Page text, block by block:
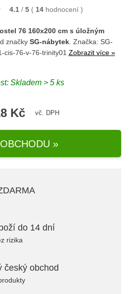
4.1 / 5 ( 14 hodnocení )
76 160x200 cm s úložným
značky SG-nábytek . Značka: SG-
cis-76-v-76-trinity01 Zobrazit více »
Skladem > 5 ks
Kč vč. DPH
»
do 14 dní
rizika
český obchod